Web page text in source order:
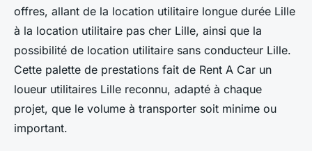
offres, allant de la location utilitaire longue durée Lille
à la location utilitaire pas cher Lille, ainsi que la
possibilité de location utilitaire sans conducteur Lille.
Cette palette de prestations fait de Rent A Car un
loueur utilitaires Lille reconnu, adapté à chaque
projet, que le volume à transporter soit minime ou
important.